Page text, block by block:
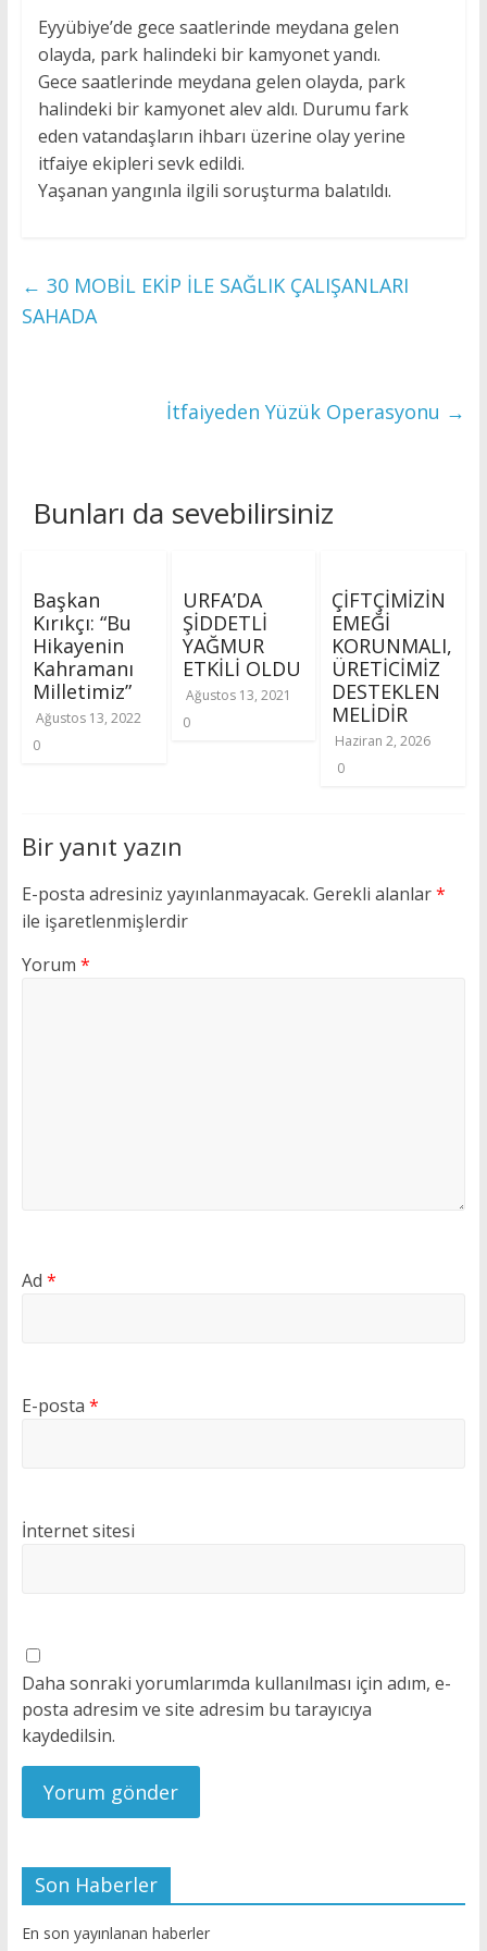
Eyyübiye’de gece saatlerinde meydana gelen
olayda, park halindeki bir kamyonet yandı.
Gece saatlerinde meydana gelen olayda, park
halindeki bir kamyonet alev aldı. Durumu fark
eden vatandaşların ihbarı üzerine olay yerine
itfaiye ekipleri sevk edildi.
Yaşanan yangınla ilgili soruşturma balatıldı.
← 30 MOBİL EKİP İLE SAĞLIK ÇALIŞANLARI
SAHADA
İtfaiyeden Yüzük Operasyonu →
Bunları da sevebilirsiniz
Başkan
Kırıkçı: “Bu
Hikayenin
Kahramanı
Milletimiz”
Ağustos 13, 2022
0
URFA’DA
ŞİDDETLİ
YAĞMUR
ETKİLİ OLDU
Ağustos 13, 2021
0
ÇİFTÇİMİZİN
EMEĞİ
KORUNMALI,
ÜRETİCİMİZ
DESTEKLEN
MELİDİR
Haziran 2, 2026
0
Bir yanıt yazın
E-posta adresiniz yayınlanmayacak. Gerekli alanlar*
ile işaretlenmişlerdir
Yorum *
Ad *
E-posta *
İnternet sitesi
Daha sonraki yorumlarımda kullanılması için adım, e-
posta adresim ve site adresim bu tarayıcıya
kaydedilsin.
Son Haberler
En son yayınlanan haberler